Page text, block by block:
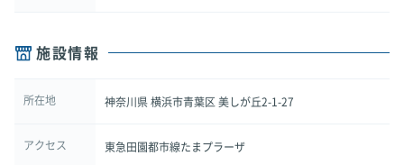
施設情報
所在地 神奈川県 横浜市青葉区 美しが丘2-1-27
アクセス 東急田園都市線たまプラーザ